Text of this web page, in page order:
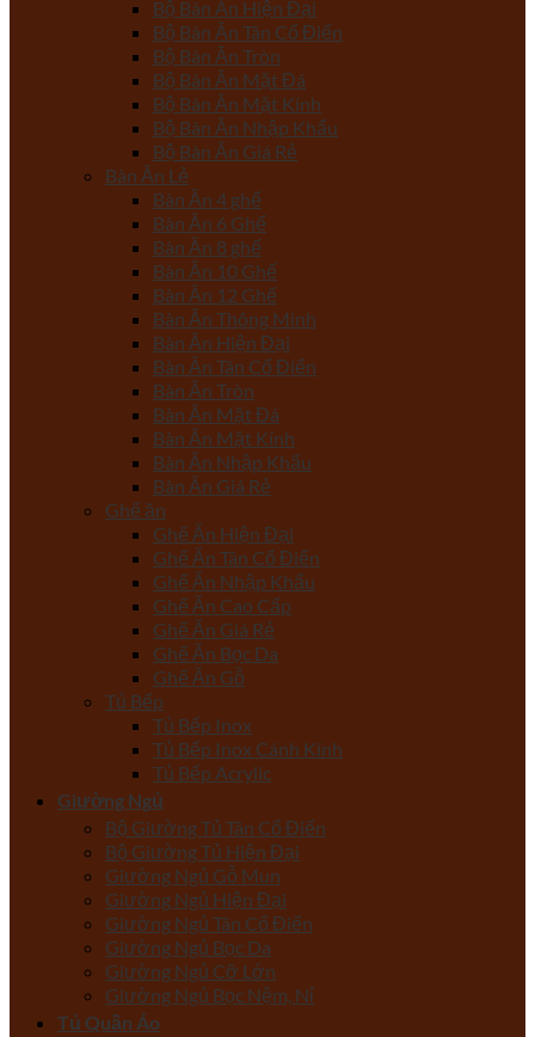
Bộ Bàn Ăn Hiện Đại
Bộ Bàn Ăn Tân Cổ Điển
Bộ Bàn Ăn Tròn
Bộ Bàn Ăn Mặt Đá
Bộ Bàn Ăn Mặt Kính
Bộ Bàn Ăn Nhập Khẩu
Bộ Bàn Ăn Giá Rẻ
Bàn Ăn Lẻ
Bàn Ăn 4 ghế
Bàn Ăn 6 Ghế
Bàn Ăn 8 ghế
Bàn Ăn 10 Ghế
Bàn Ăn 12 Ghế
Bàn Ăn Thông Minh
Bàn Ăn Hiện Đại
Bàn Ăn Tân Cổ Điển
Bàn Ăn Tròn
Bàn Ăn Mặt Đá
Bàn Ăn Mặt Kính
Bàn Ăn Nhập Khẩu
Bàn Ăn Giá Rẻ
Ghế ăn
Ghế Ăn Hiện Đại
Ghế Ăn Tân Cổ Điển
Ghế Ăn Nhập Khẩu
Ghế Ăn Cao Cấp
Ghế Ăn Giá Rẻ
Ghế Ăn Bọc Da
Ghế Ăn Gỗ
Tủ Bếp
Tủ Bếp Inox
Tủ Bếp Inox Cánh Kính
Tủ Bếp Acrylic
Giường Ngủ
Bộ Giường Tủ Tân Cổ Điển
Bộ Giường Tủ Hiện Đại
Giường Ngủ Gỗ Mun
Giường Ngủ Hiện Đại
Giường Ngủ Tân Cổ Điển
Giường Ngủ Bọc Da
Giường Ngủ Cỡ Lớn
Giường Ngủ Bọc Nệm, Nỉ
Tủ Quần Áo